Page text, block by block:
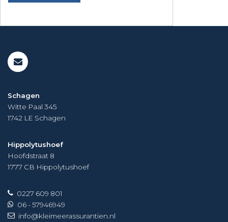
Schagen
Witte Paal 345
1742 LE Schagen
Hippolytushoef
Hoofdstraat 8
1777 CB Hippolytushoef
0227 609 801
06 - 57946949
info@kleimeerassurantien.nl